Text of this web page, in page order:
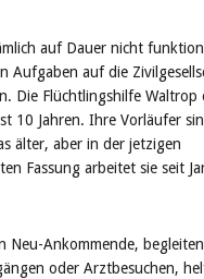
auf Dauer nicht
Aufgaben auf die
Die Flüchtlingshilfe Waltrop
10 Jahren. Ihre Vorläufer
älter, aber in der jetzigen
Fassung arbeitet sie seit
Neu-Ankommende,
oder Arztbesuchen,